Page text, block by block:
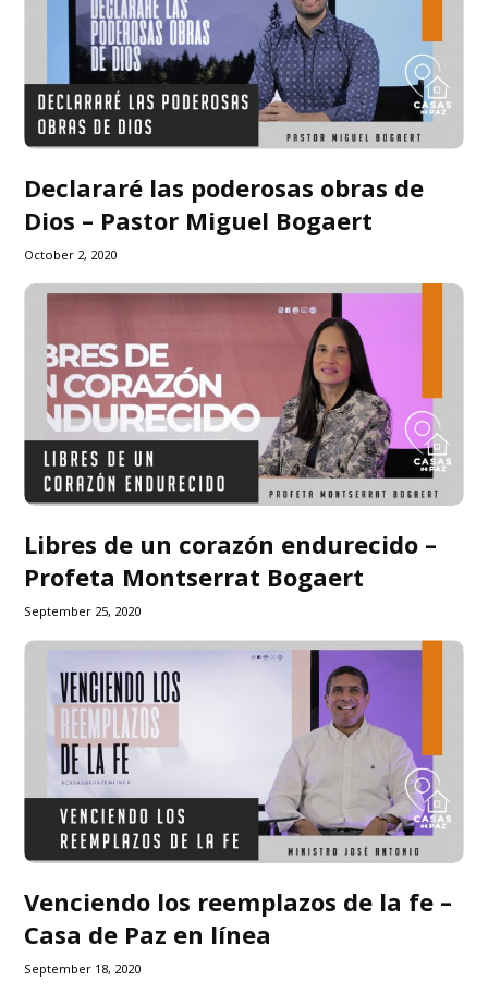
Declararé las poderosas obras de
Dios – Pastor Miguel Bogaert
October 2, 2020
Libres de un corazón endurecido –
Profeta Montserrat Bogaert
September 25, 2020
Venciendo los reemplazos de la fe –
Casa de Paz en línea
September 18, 2020